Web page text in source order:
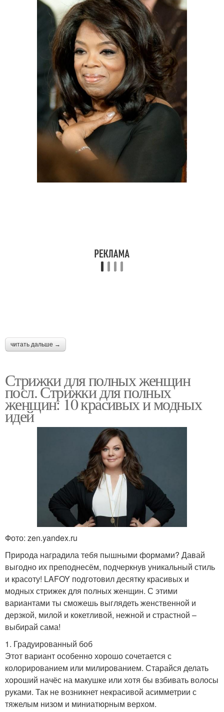
Прически для круглого
лица
Лица на средние
волосы
Красивые стрижки
Стрижки на круглое
лицо
Лица без челки
Лица на короткие
волосы
Лица с челкой
лица
Лица с двойным
подбородком
Стрижки с челкой
читать дальше →
Стрижки для полных женщин
посл. Стрижки для полных
женщин: 10 красивых и модных
идей
Фото: zen.yandex.ru
Природа наградила тебя пышными формами? Давай
выгодно их преподнесём, подчеркнув уникальный стиль
и красоту! LAFOY подготовил десятку красивых и
модных стрижек для полных женщин. С этими
вариантами ты сможешь выглядеть женственной и
дерзкой, милой и кокетливой, нежной и страстной –
выбирай сама!
1. Градуированный боб
Этот вариант особенно хорошо сочетается с
колорированием или милированием. Старайся делать
хороший начёс на макушке или хотя бы взбивать волосы
руками. Так не возникнет некрасивой асимметрии с
тяжелым низом и миниатюрным верхом.